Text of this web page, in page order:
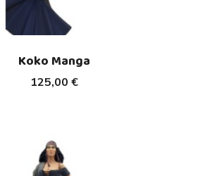
125,00 €
Koko Manga